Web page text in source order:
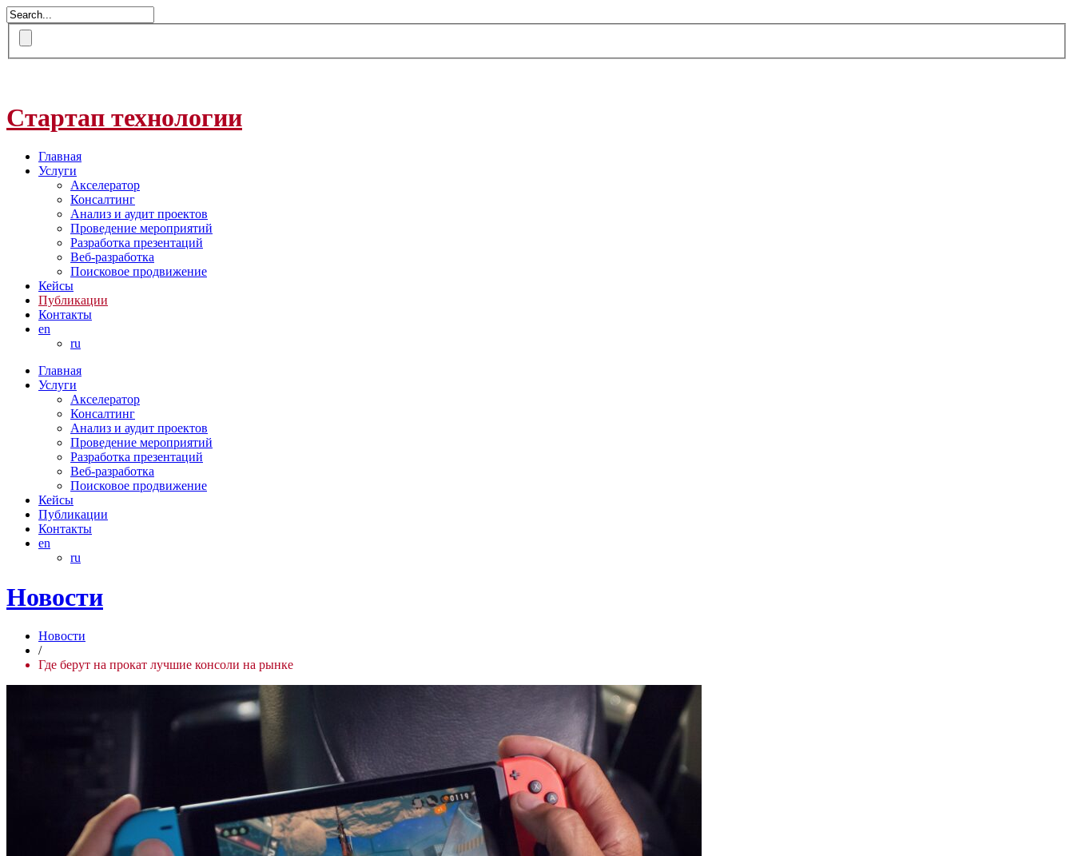
Стартап технологии
Главная
Услуги
Акселератор
Консалтинг
Анализ и аудит проектов
Проведение мероприятий
Разработка презентаций
Веб-разработка
Поисковое продвижение
Кейсы
Публикации
Контакты
en
ru
Главная
Услуги
Акселератор
Консалтинг
Анализ и аудит проектов
Проведение мероприятий
Разработка презентаций
Веб-разработка
Поисковое продвижение
Кейсы
Публикации
Контакты
en
ru
Новости
Новости
/
Где берут на прокат лучшие консоли на рынке